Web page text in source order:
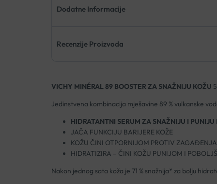
Dodatne Informacije
Recenzije Proizvoda
VICHY MINÉRAL 89 BOOSTER ZA SNAŽNIJU KOŽU
Jedinstvena kombinacija mješavine 89 % vulkanske
HIDRATANTNI SERUM ZA SNAŽNIJU I PUNIJU
JAČA FUNKCIJU BARIJERE KOŽE
KOŽU ČINI OTPORNIJOM PROTIV
HIDRATIZIRA – ČINI KOŽU PUNIJOM I
Nakon jednog sata koža je 71 % snažnija* za bolju